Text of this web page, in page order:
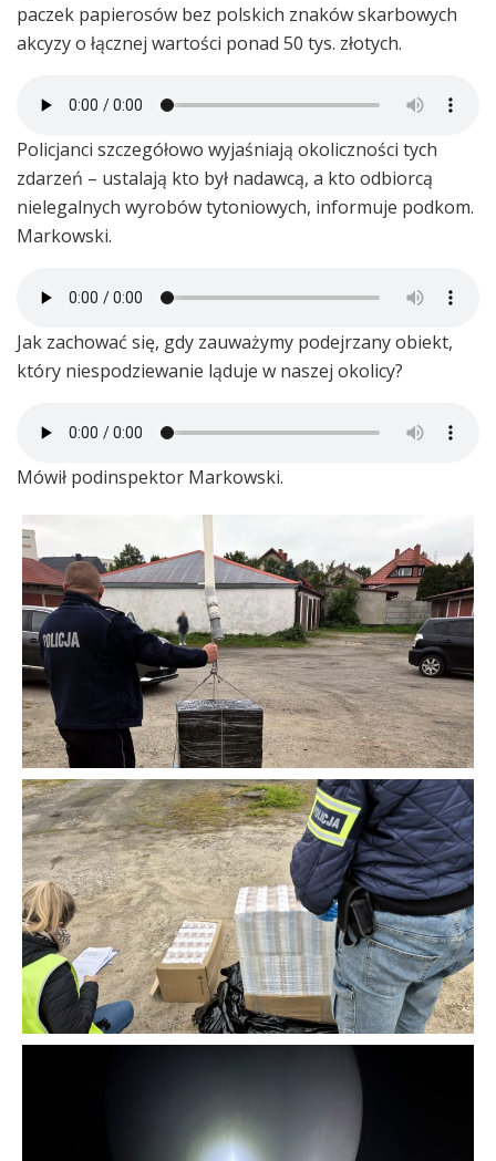
paczek papierosów bez polskich znaków skarbowych
akcyzy o łącznej wartości ponad 50 tys. złotych.
Policjanci szczegółowo wyjaśniają okoliczności tych
zdarzeń – ustalają kto był nadawcą, a kto odbiorcą
nielegalnych wyrobów tytoniowych, informuje podkom.
Markowski.
Jak zachować się, gdy zauważymy podejrzany obiekt,
który niespodziewanie ląduje w naszej okolicy?
Mówił podinspektor Markowski.